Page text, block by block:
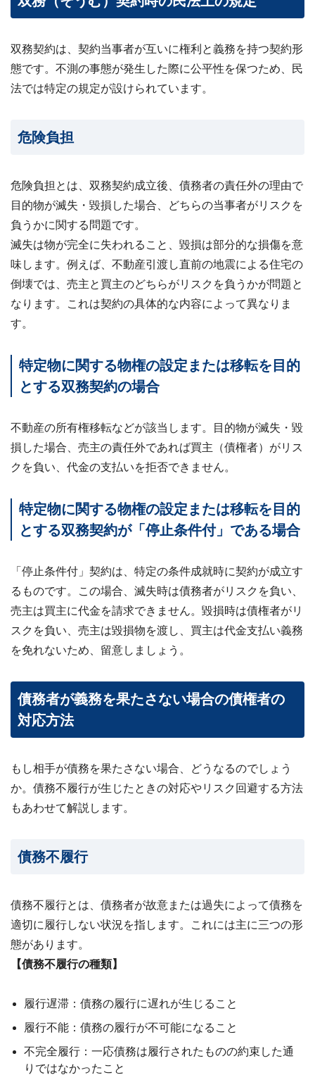
双務契約は、契約当事者が互いに権利と義務を持つ契約形
態です。不測の事態が発生した際に公平性を保つため、民
法では特定の規定が設けられています。
危険負担
危険負担とは、双務契約成立後、債務者の責任外の理由で
目的物が滅失・毀損した場合、どちらの当事者がリスクを
負うかに関する問題です。
滅失は物が完全に失われること、毀損は部分的な損傷を意
味します。例えば、不動産引渡し直前の地震による住宅の
倒壊では、売主と買主のどちらがリスクを負うかが問題と
なります。これは契約の具体的な内容によって異なりま
す。
特定物に関する物権の設定または移転を目的
とする双務契約の場合
不動産の所有権移転などが該当します。目的物が滅失・毀
損した場合、売主の責任外であれば買主（債権者）がリス
クを負い、代金の支払いを拒否できません。
特定物に関する物権の設定または移転を目的
とする双務契約が「停止条件付」である場合
「停止条件付」契約は、特定の条件成就時に契約が成立す
るものです。この場合、滅失時は債務者がリスクを負い、
売主は買主に代金を請求できません。毀損時は債権者がリ
スクを負い、売主は毀損物を渡し、買主は代金支払い義務
を免れないため、留意しましょう。
債務者が義務を果たさない場合の債権者の
対応方法
もし相手が債務を果たさない場合、どうなるのでしょう
か。債務不履行が生じたときの対応やリスク回避する方法
もあわせて解説します。
債務不履行
債務不履行とは、債務者が故意または過失によって債務を
適切に履行しない状況を指します。これには主に三つの形
態があります。
【債務不履行の種類】
履行遅滞：債務の履行に遅れが生じること
履行不能：債務の履行が不可能になること
不完全履行：一応債務は履行されたものの約束した通
りではなかったこと